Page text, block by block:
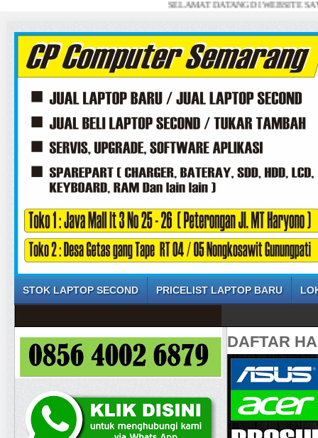
SELAMAT DATANG DI WEBSITE SAYA ...
STOK LAPTOP SECOND PRICELIST LAPTOP BARU
DAFTAR